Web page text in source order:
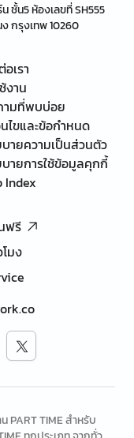
ชั้น5 ห้องเลขที่ SH555
กรุงเทพ 10260
เรา
งาน
ามที่พบบ่อย
ไขและข้อกำหนด
บายความเป็นส่วนตัว
บายการใช้ข้อมูลคุกกี้
Index
ฟรี
มง
PART TIME สำหรับ